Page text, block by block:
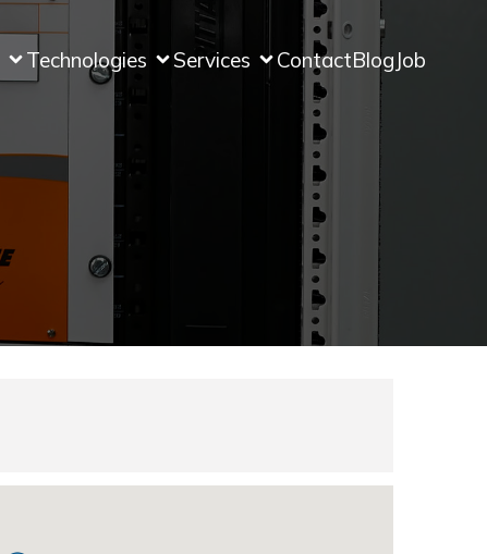
Technologies Services ContactBlog Job